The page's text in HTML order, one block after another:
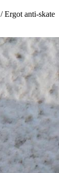
/ Ergot anti-skate